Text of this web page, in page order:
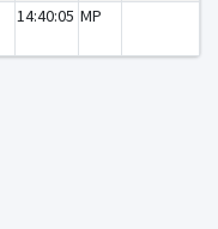
14:40:05 MP